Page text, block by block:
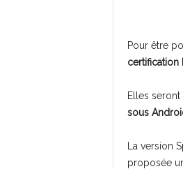
Pour être
certification
Elles
sous
La version
proposée